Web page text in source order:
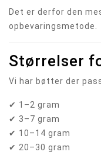
Det er derfor den
opbevaringsmetode.
Størrelser
Vi har bøtter der
✔ 1–2 gram
✔ 3–7 gram
✔ 10–14 gram
✔ 20–30 gram